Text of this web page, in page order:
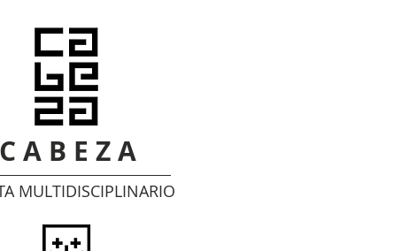
C A B E Z A
MULTIDISCIPLINARIO